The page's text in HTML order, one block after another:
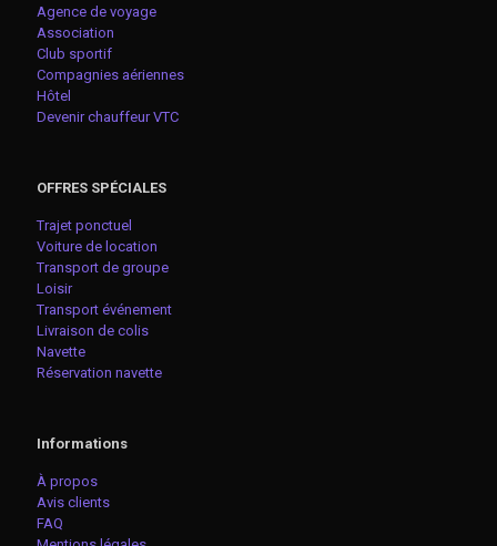
Agence de voyage
Association
Club sportif
Compagnies aériennes
Hôtel
Devenir chauffeur VTC
OFFRES SPÉCIALES
Trajet ponctuel
Voiture de location
Transport de groupe
Loisir
Transport événement
Livraison de colis
Navette
Réservation navette
Informations
À propos
Avis clients
FAQ